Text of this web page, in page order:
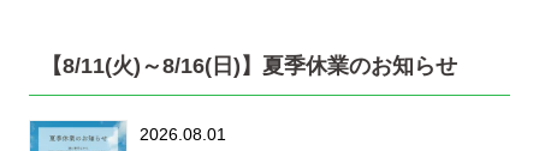
【8/11(火)～8/16(日)】夏季休業のお知らせ
2026.08.01